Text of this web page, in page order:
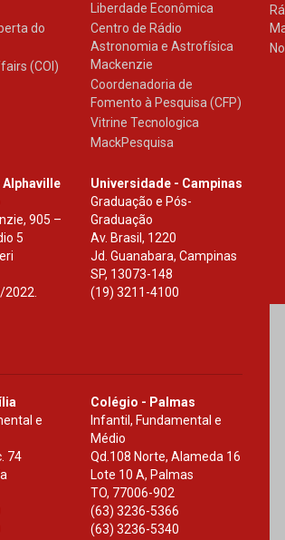
do
(COI)
Liberdade Econômica
Centro de Rádio
Astronomia e Astrofísica
Mackenzie
Coordenadoria de
Fomento à Pesquisa (CFP)
Vitrine Tecnologica
MackPesquisa
905 –
5
Universidade - Campinas
Graduação e Pós-
Graduação
Av. Brasil, 1220
Jd. Guanabara, Campinas
SP, 13073-148
(19) 3211-4100
e
74
Colégio - Palmas
Infantil, Fundamental e
Médio
Qd.108 Norte, Alameda 16
Lote 10 A, Palmas
TO, 77006-902
(63) 3236-5366
(63) 3236-5340